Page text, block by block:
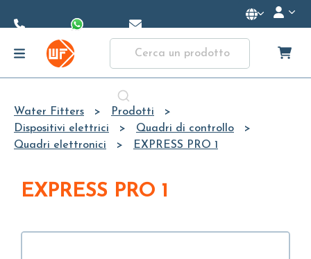
Content
Water Fitters
Prodotti
Dispositivi elettrici
Quadri di controllo
Quadri elettronici
EXPRESS PRO 1
EXPRESS PRO 1